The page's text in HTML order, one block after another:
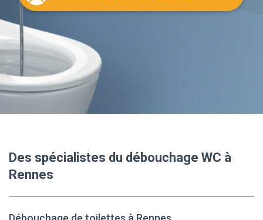
Des spécialistes du débouchage WC à
Rennes